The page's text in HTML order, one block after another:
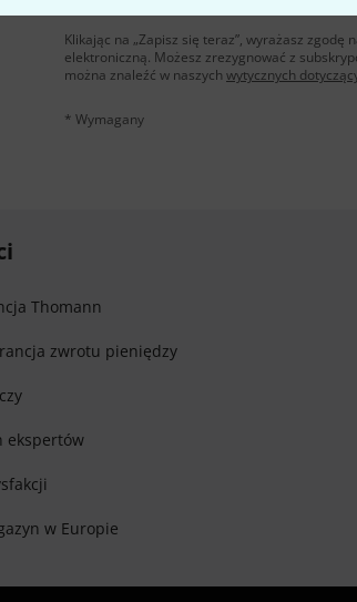
Klikając na „Zapisz się teraz”, wyrażasz
elektroniczną. Możesz zrezygnować z
można znaleźć w naszych wytycznych
* Wymagany
Thomann
zwrotu pieniędzy
ekspertów
w Europie